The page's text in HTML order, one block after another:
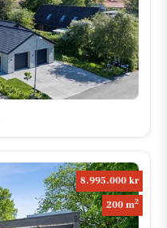
8.995.000 kr
200 m2